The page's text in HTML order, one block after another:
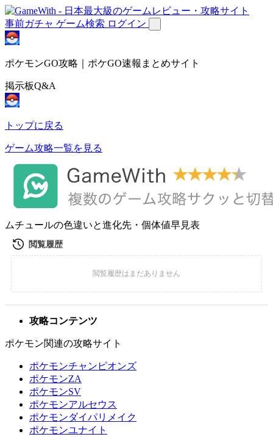
事前ガチャ ゲーム検索 ログイン
ポケモンGO攻略｜ポケGO速報まとめサイト
掲示板Q&A
トップに戻る
ゲーム攻略一覧を見る
ムチュールの色違いと進化先・個体値早見表
攻略コンテンツ
ポケモン関連の攻略サイト
ポケモンチャンピオンズ
ポケモンZA
ポケモンSV
ポケモンアルセウス
ポケモンダイパリメイク
ポケモンユナイト